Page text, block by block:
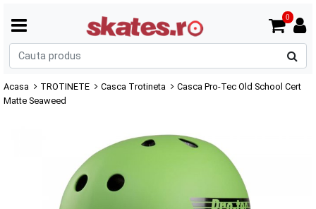
0
Acasa TROTINETE Casca Trotineta
Casca Pro-Tec Old School Cert
Matte Seaweed